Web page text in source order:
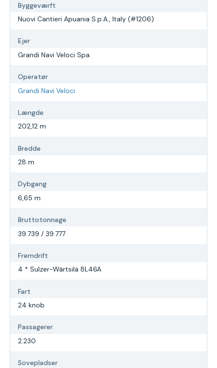
Byggeværft
Nuovi Cantieri Apuania S.p.A., Italy (#1206)
Ejer
Grandi Navi Veloci Spa.
Operatør
Grandi Navi Veloci
Længde
202,12 m
Bredde
28 m
Dybgang
6,65 m
Bruttotonnage
39.739 / 39.777
Fremdrift
4 * Sulzer-Wärtsilä 8L46A
Fart
24 knob
Passagerer
2.230
Sovepladser